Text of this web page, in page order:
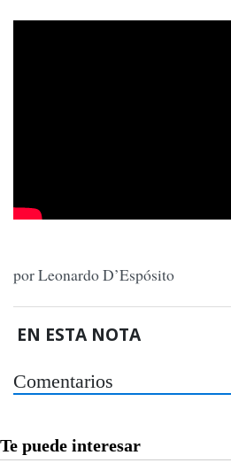
por Leonardo D’Espósito
EN ESTA NOTA
Comentarios